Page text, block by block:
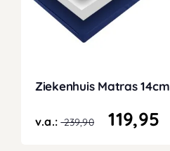
Ziekenhuis Matras 14cm
v.a.:239,90 119,95